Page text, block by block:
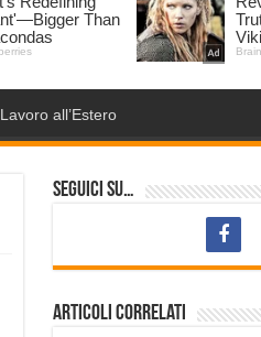
Lavoro all’Estero
Seguici su…
Articoli correlati